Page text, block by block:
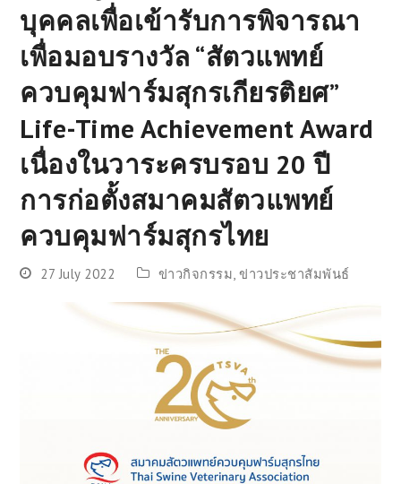
บุคคลเพื่อเข้ารับการพิจารณา
เพื่อมอบรางวัล “สัตวแพทย์
ควบคุมฟาร์มสุกรเกียรติยศ”
Life-Time Achievement Award
เนื่องในวาระครบรอบ 20 ปี
การก่อตั้งสมาคมสัตวแพทย์
ควบคุมฟาร์มสุกรไทย
27 July 2022 ข่าวกิจกรรม ,ข่าวประชาสัมพันธ์